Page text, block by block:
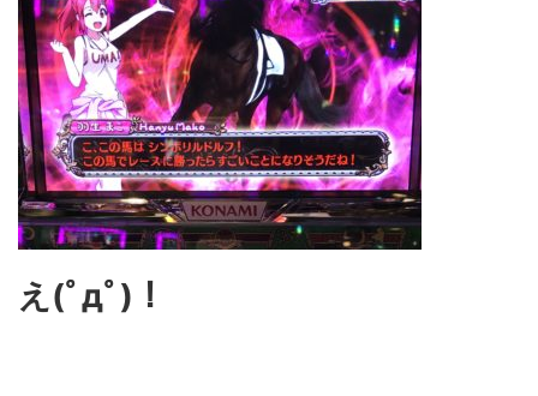
え(ﾟдﾟ)！